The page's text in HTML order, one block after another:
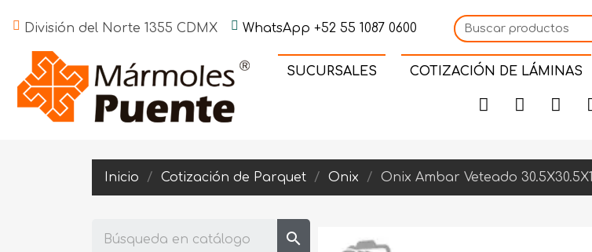
División del Norte 1355 CDMX WhatsApp +52 55 1087 0600
SUCURSALES COTIZACIÓN DE LÁMINAS
Inicio Cotización de Parquet Onix Onix Ambar Veteado 30.5X30.5X1
search